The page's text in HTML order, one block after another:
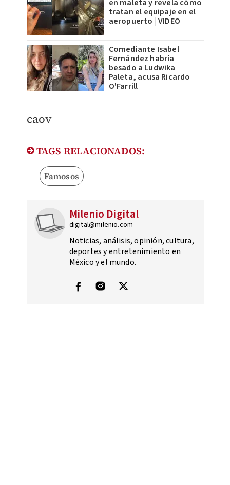
en maleta y revela cómo
tratan el equipaje en el
aeropuerto | VIDEO
Comediante Isabel
Fernández habría
besado a Ludwika
Paleta, acusa Ricardo
O'Farrill
caov
TAGS RELACIONADOS:
Famosos
Milenio Digital
digital@milenio.com
Noticias, análisis, opinión, cultura,
deportes y entretenimiento en
México y el mundo.